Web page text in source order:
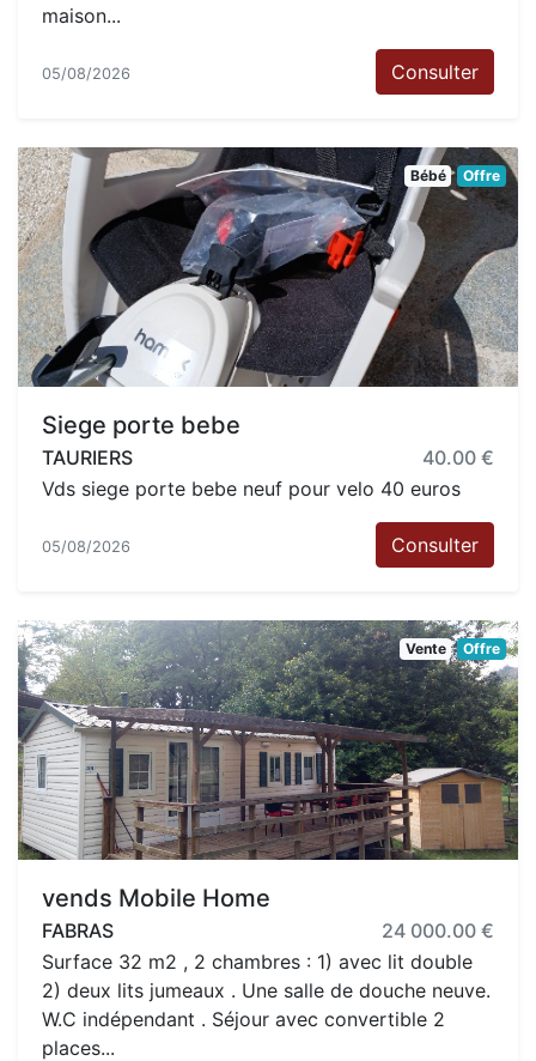
maison...
05/08/2026 Consulter
Bébé Offre
Siege porte bebe
TAURIERS
40.00 €
Vds siege porte bebe neuf pour velo 40 euros
05/08/2026 Consulter
Vente Offre
vends Mobile Home
FABRAS
24 000.00 €
Surface 32 m2 , 2 chambres : 1) avec lit double
2) deux lits jumeaux . Une salle de douche neuve.
W.C indépendant . Séjour avec convertible 2
places...